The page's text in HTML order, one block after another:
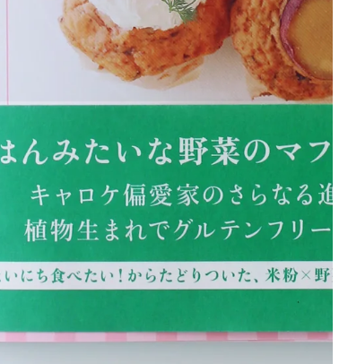
モ
ー
で
1
メ
デ
ィ
開